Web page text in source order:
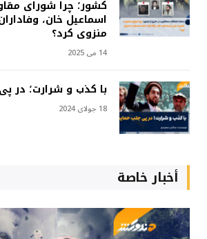
کشور؛ چرا شورای
اسماعیل خان،
منزوی کرد؟
14 می 2025
با کذب و شرارت؛ در
18 جولای 2024
أخبار خاصة